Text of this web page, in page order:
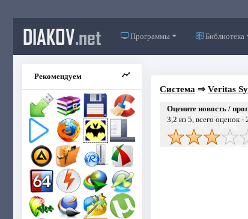
DIAKOV.net Программы Библиотека
Рекомендуем
Система ⇒ Veritas
Оцените новость /
3,2 из 5, всего оценок -